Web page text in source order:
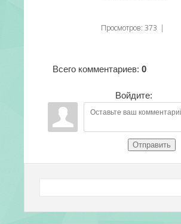
Просмотров: 373 |
Всего комментариев: 0
Войдите:
Отправить